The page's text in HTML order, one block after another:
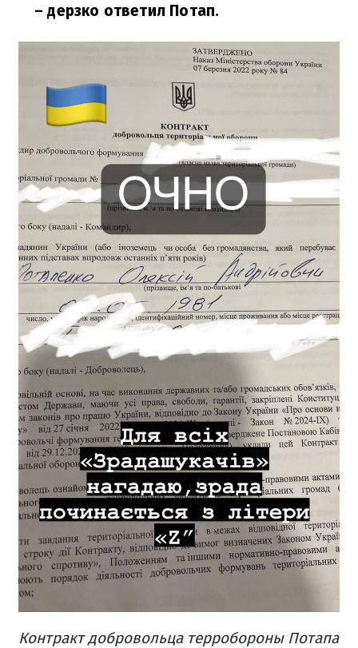
– дерзко ответил Потап.
Контракт добровольца терробороны Потапа